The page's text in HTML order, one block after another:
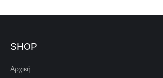
SHOP
Αρχική